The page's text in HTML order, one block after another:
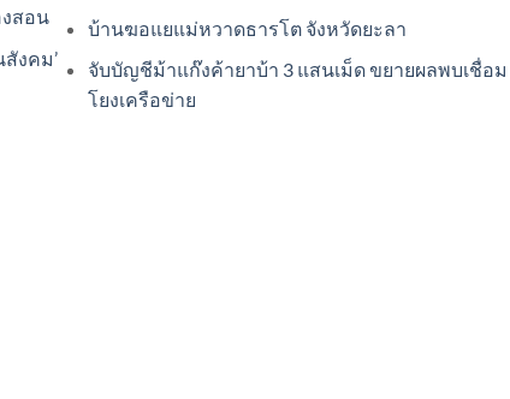
สอน
งคม’
บ้านฆอแยแม่หวาดธารโต จังหวัดยะลา
จับบัญชีม้าแก๊งค้ายาบ้า 3 แสนเม็ด ขยายผลพบเชื่อม
โยงเครือข่าย